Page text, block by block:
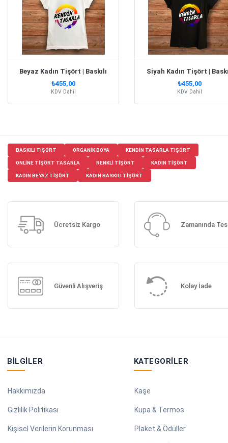
Beyaz Kadın Tişört | Baskılı
₺455,00
KDV Dahil
Siyah Kadın Tişört |
₺455,00
KDV Dahil
BASKILI TIŞÖRT ORGANIK BOYA KENDIN TASARLA TIŞÖRT
ONLINE TIŞÖRT TASARLA RENKLI TIŞÖRT KADIN TIŞÖRT
KADIN BEYAZ TIŞÖRT KADIN BASKILI TIŞÖRT
Ücretsiz Kargo Zamanında
Güvenli Alışveriş Kolay İade
BILGILER
Hakkımızda
Gizlilik Politikası
Kişisel Verilerin Korunması
KATEGORILER
Kaşe
Kupa & Termos
Plaket & Ödüller